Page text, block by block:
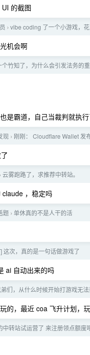
的截图
› vibe coding 了一个小游戏，
机会啊
个竹知了，为什么会引发法务的
是霸道，自己当裁判就执
现 › 刚刚： Cloudflare Wallet 发
› 云雾跑路了，求推荐中转站。
，稳定吗
题 › 单休真的不是人干的活
这次，真的是一句话做游戏了
ai 自动出来的吗
弟们，从什么时候开始打游戏无法
的，最近 coa 飞升计划，
中转站试运营了 来注册领点额度